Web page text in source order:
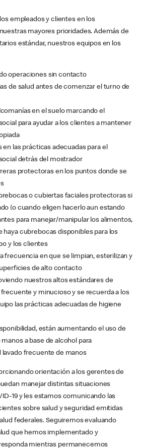
empleados y clientes en los
mayores prioridades. Además de
estándar, nuestros equipos en los
operaciones sin contacto
de salud antes de comenzar el turno de
en el suelo marcando el
para ayudar a los clientes a mantener
en las prácticas adecuadas para el
detrás del mostrador
protectoras en los puntos donde se
o cubiertas faciales protectoras si
(o cuando eligen hacerlo aun estando
para manejar/manipular los alimentos,
haya cubrebocas disponibles para los
y los clientes
frecuencia en que se limpian, esterilizan y
de alto contacto
nuestros altos estándares de
frecuente y minucioso y se recuerda a los
las prácticas adecuadas de higiene
están aumentando el uso de
a base de alcohol para
frecuente de manos
orientación a los gerentes de
manejar distintas situaciones
19 y les estamos comunicando las
sobre salud y seguridad emitidas
federales. Seguiremos evaluando
que hemos implementado y
mientras permanecemos